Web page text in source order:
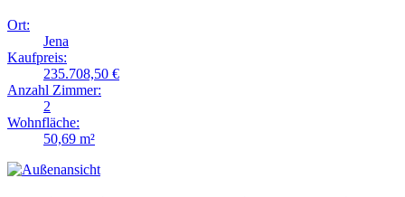
Ort:
Jena
Kaufpreis:
235.708,50 €
Anzahl Zimmer:
2
Wohnfläche:
50,69 m²